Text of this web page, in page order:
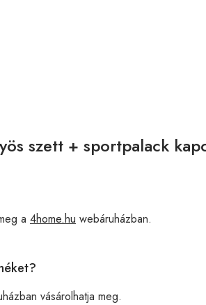
szett + sportpalack
a 4home.hu webáruházban.
vásárolhatja meg.